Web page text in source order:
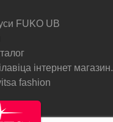
FUKO UB
інтернет магазин.
fashion